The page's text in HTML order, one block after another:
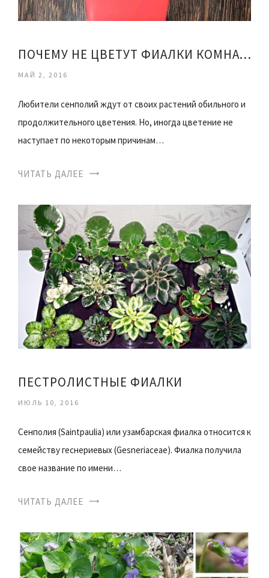
ПОЧЕМУ НЕ ЦВЕТУТ ФИАЛКИ КОМНАТНЫЕ
МАЙ 2, 2016
Любители сенполий ждут от своих растений обильного и
продолжительного цветения. Но, иногда цветение не
наступает по некоторым причинам…
ЧИТАТЬ ДАЛЕЕ
ПЕСТРОЛИСТНЫЕ ФИАЛКИ
ИЮЛЬ 10, 2016
Сенполия (Saintpaulia) или узамбарская фиалка относится к
семейству геснериевых (Gesneriaceae). Фиалка получила
свое название по имени…
ЧИТАТЬ ДАЛЕЕ